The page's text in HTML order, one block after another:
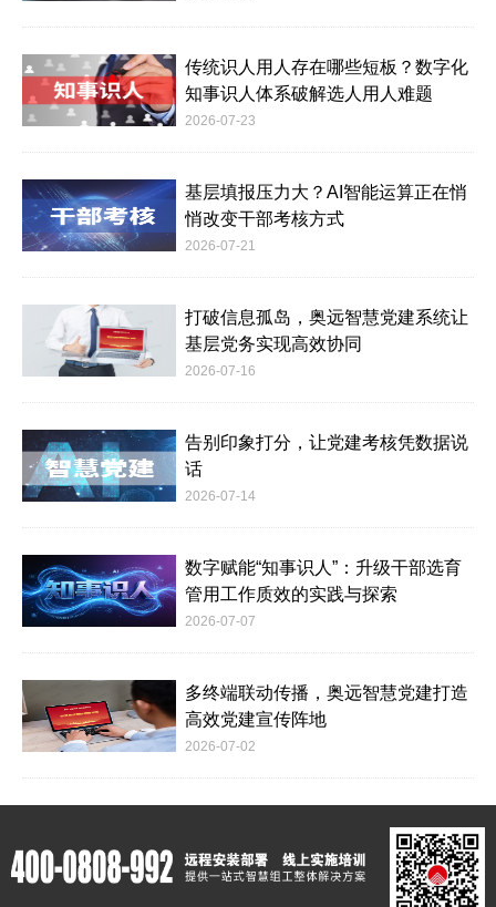
传统识人用人存在哪些短板？数字化
知事识人体系破解选人用人难题
2026-07-23
基层填报压力大？AI智能运算正在悄
悄改变干部考核方式
2026-07-21
打破信息孤岛，奥远智慧党建系统让
基层党务实现高效协同
2026-07-16
告别印象打分，让党建考核凭数据说
话
2026-07-14
数字赋能“知事识人”：升级干部选育
管用工作质效的实践与探索
2026-07-07
多终端联动传播，奥远智慧党建打造
高效党建宣传阵地
2026-07-02